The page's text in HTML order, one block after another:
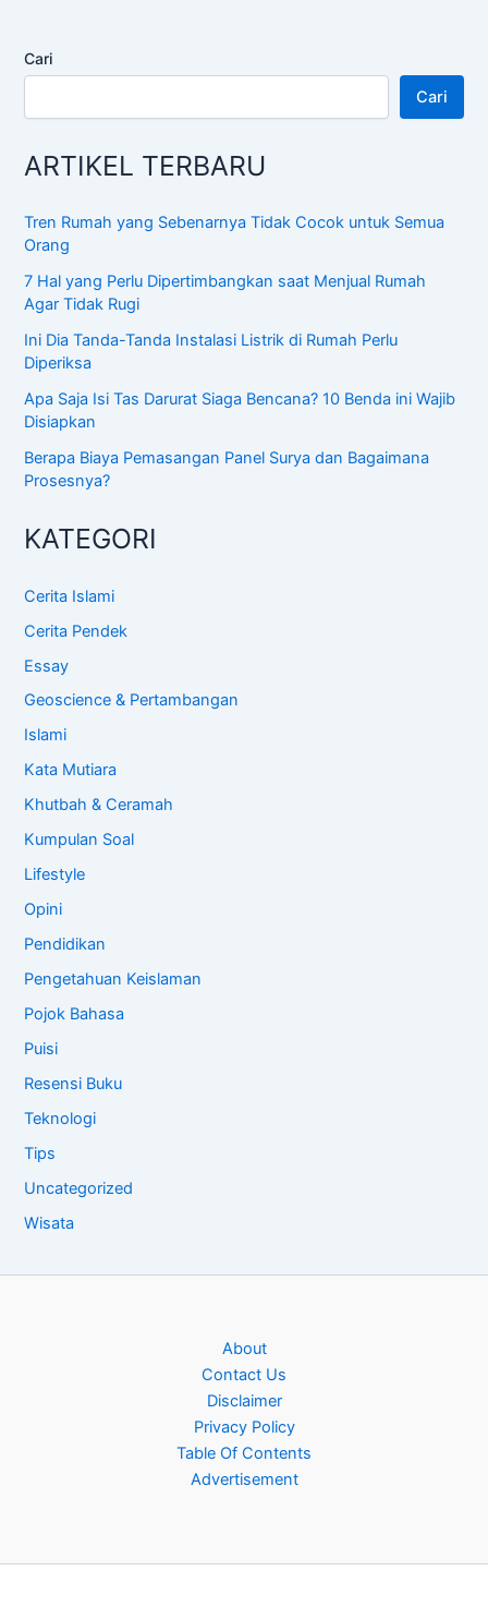
Cari
Cari
ARTIKEL TERBARU
Tren Rumah yang Sebenarnya Tidak Cocok untuk Semua
Orang
7 Hal yang Perlu Dipertimbangkan saat Menjual Rumah
Agar Tidak Rugi
Ini Dia Tanda-Tanda Instalasi Listrik di Rumah Perlu
Diperiksa
Apa Saja Isi Tas Darurat Siaga Bencana? 10 Benda ini Wajib
Disiapkan
Berapa Biaya Pemasangan Panel Surya dan Bagaimana
Prosesnya?
KATEGORI
Cerita Islami
Cerita Pendek
Essay
Geoscience & Pertambangan
Islami
Kata Mutiara
Khutbah & Ceramah
Kumpulan Soal
Lifestyle
Opini
Pendidikan
Pengetahuan Keislaman
Pojok Bahasa
Puisi
Resensi Buku
Teknologi
Tips
Uncategorized
Wisata
About
Contact Us
Disclaimer
Privacy Policy
Table Of Contents
Advertisement